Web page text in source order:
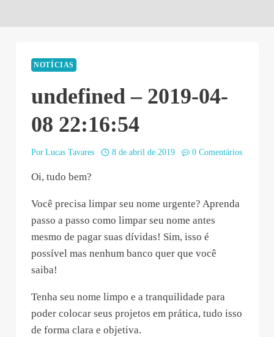
NOTÍCIAS
undefined – 2019-04-
08 22:16:54
Por Lucas Tavares 8 de abril de 2019 0 Comentários
Oi, tudo bem?
Você precisa limpar seu nome urgente? Aprenda
passo a passo como limpar seu nome antes
mesmo de pagar suas dívidas! Sim, isso é
possível mas nenhum banco quer que você
saiba!
Tenha seu nome limpo e a tranquilidade para
poder colocar seus projetos em prática, tudo isso
de forma clara e objetiva.